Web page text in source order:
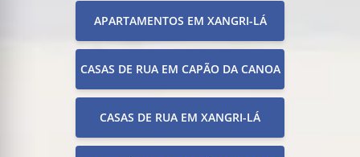
APARTAMENTOS EM XANGRI-LÁ
CASAS DE RUA EM CAPÃO DA CANOA
CASAS DE RUA EM XANGRI-LÁ